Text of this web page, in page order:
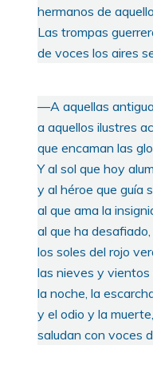
hermanos de
Las trompas
de voces los aires
—A aquellas
a aquellos ilustres
que encaman las
Y al sol que hoy
y al héroe que guía
al que ama la
al que ha
los soles del rojo
las nieves y vientos
la noche, la
y el odio y la
saludan con voces